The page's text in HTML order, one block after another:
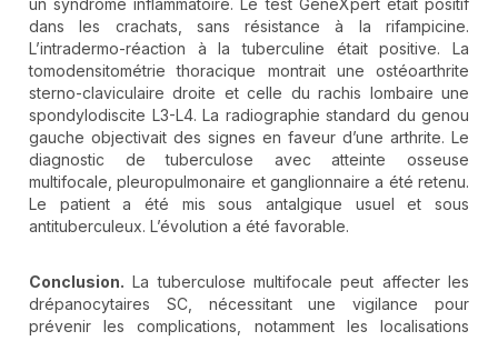
un syndrome inflammatoire. Le test GeneXpert était positif
dans les crachats, sans résistance à la rifampicine.
L’intradermo-réaction à la tuberculine était positive. La
tomodensitométrie thoracique montrait une ostéoarthrite
sterno-claviculaire droite et celle du rachis lombaire une
spondylodiscite L3-L4. La radiographie standard du genou
gauche objectivait des signes en faveur d’une arthrite. Le
diagnostic de tuberculose avec atteinte osseuse
multifocale, pleuropulmonaire et ganglionnaire a été retenu.
Le patient a été mis sous antalgique usuel et sous
antituberculeux. L’évolution a été favorable.
Conclusion. La tuberculose multifocale peut affecter les
drépanocytaires SC, nécessitant une vigilance pour
prévenir les complications, notamment les localisations